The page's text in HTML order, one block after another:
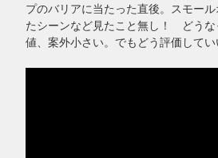
プのバリアに当たった直後。スモー
たシーンなど見たこと無し！ どう
値、案外小さい。でもどう評価してい